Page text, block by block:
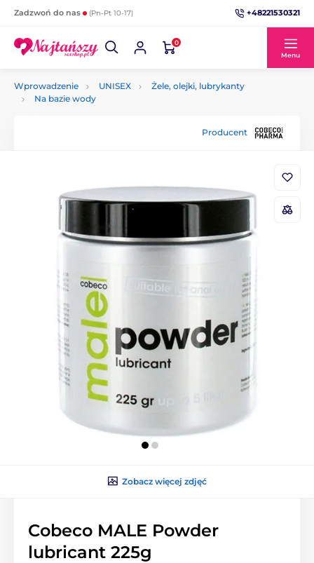
Zadzwoń do nas (Pn-Pt 10-17) +48221530321
0
Menu
Wprowadzenie UNISEX
Żele, olejki, lubrykanty
Na bazie wody
Producent
Zobacz więcej zdjęć
Cobeco MALE Powder
lubricant 225g